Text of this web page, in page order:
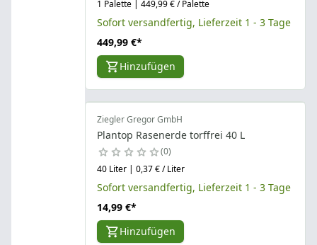
1 Palette | 449,99 € / Palette
Sofort versandfertig, Lieferzeit 1 - 3 Tage
449,99 €*
Hinzufügen
Ziegler Gregor GmbH
Plantop Rasenerde torffrei 40 L
0
40 Liter | 0,37 € / Liter
Sofort versandfertig, Lieferzeit 1 - 3 Tage
14,99 €*
Hinzufügen